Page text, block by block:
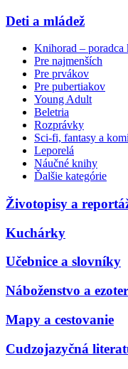
Deti a mládež
Knihorad – poradca
Pre najmenších
Pre prvákov
Pre pubertiakov
Young Adult
Beletria
Rozprávky
Sci-fi, fantasy a
Leporelá
Náučné knihy
Ďalšie kategórie
Životopisy a
Kuchárky
Učebnice a slovníky
Náboženstvo a
Mapy a cestovanie
Cudzojazyčná